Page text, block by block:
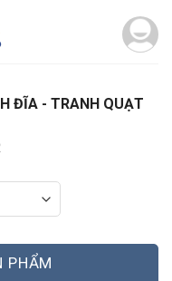
ĐĨA - TRANH QUẠT
PHẨM